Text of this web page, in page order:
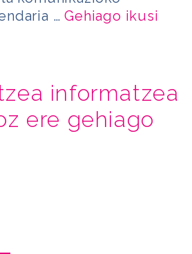
…Gehiago ikusi
informatzea
ere gehiago